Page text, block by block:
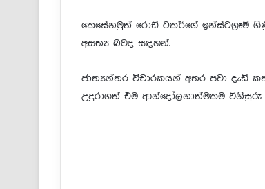
කෙසේනමුත් රොඩ් ටකර්ගේ ඉන්ස්ටග්‍රෑම්
අසත්‍ය බවද සඳහන්.
ජාත්‍යන්තර විචාරකයන් අතර පවා දැඩි
උදුරාගත් එම ආන්දෝලනාත්මකම